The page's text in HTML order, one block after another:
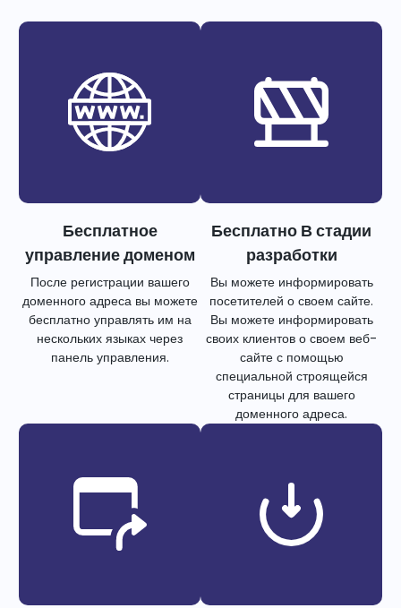
Бесплатное
управление доменом
После регистрации вашего
доменного адреса вы можете
бесплатно управлять им на
нескольких языках через
панель управления.
Бесплатно В стадии
разработки
Вы можете информировать
посетителей о своем сайте.
Вы можете информировать
своих клиентов о своем веб-
сайте с помощью
специальной строящейся
страницы для вашего
доменного адреса.